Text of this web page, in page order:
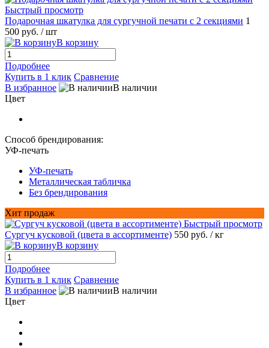
Быстрый просмотр
Подарочная шкатулка для сургучной печати с 2 секциями 1
500 руб. / шт
В корзину
Подробнее
Купить в 1 клик Сравнение
В избранное
В наличии
Цвет
Способ брендирования:
УФ-печать
УФ-печать
Металлическая табличка
Без брендирования
Хит продаж
Быстрый просмотр
Сургуч кусковой (цвета в ассортименте) 550 руб. / кг
В корзину
Подробнее
Купить в 1 клик Сравнение
В избранное
В наличии
Цвет